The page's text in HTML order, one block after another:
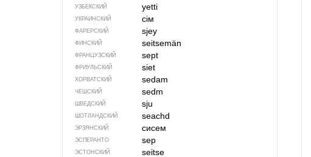
УЗБЕКСКИЙ yetti
УКРАИНСКИЙ сім
ФАРЕРСКИЙ sjey
ФИНСКИЙ seitsemän
ФРАНЦУЗСКИЙ sept
ФРИУЛЬСКИЙ siet
ХОРВАТСКИЙ sedam
ЧЕШСКИЙ sedm
ШВЕДСКИЙ sju
ШОТЛАНДСКИЙ seachd
ЭРЗЯНСКИЙ сисем
ЭСПЕРАНТО sep
ЭСТОНСКИЙ seitse